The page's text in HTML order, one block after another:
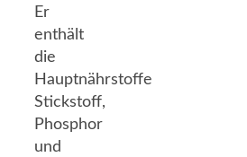
Er
enthält
die
Hauptnährstoffe
Stickstoff,
Phosphor
und